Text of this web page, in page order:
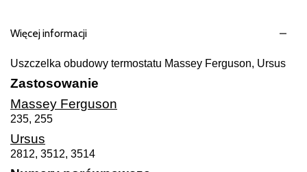
Więcej informacji
Uszczelka obudowy termostatu Massey Ferguson, Ursus
Zastosowanie
Massey Ferguson
235, 255
Ursus
2812, 3512, 3514